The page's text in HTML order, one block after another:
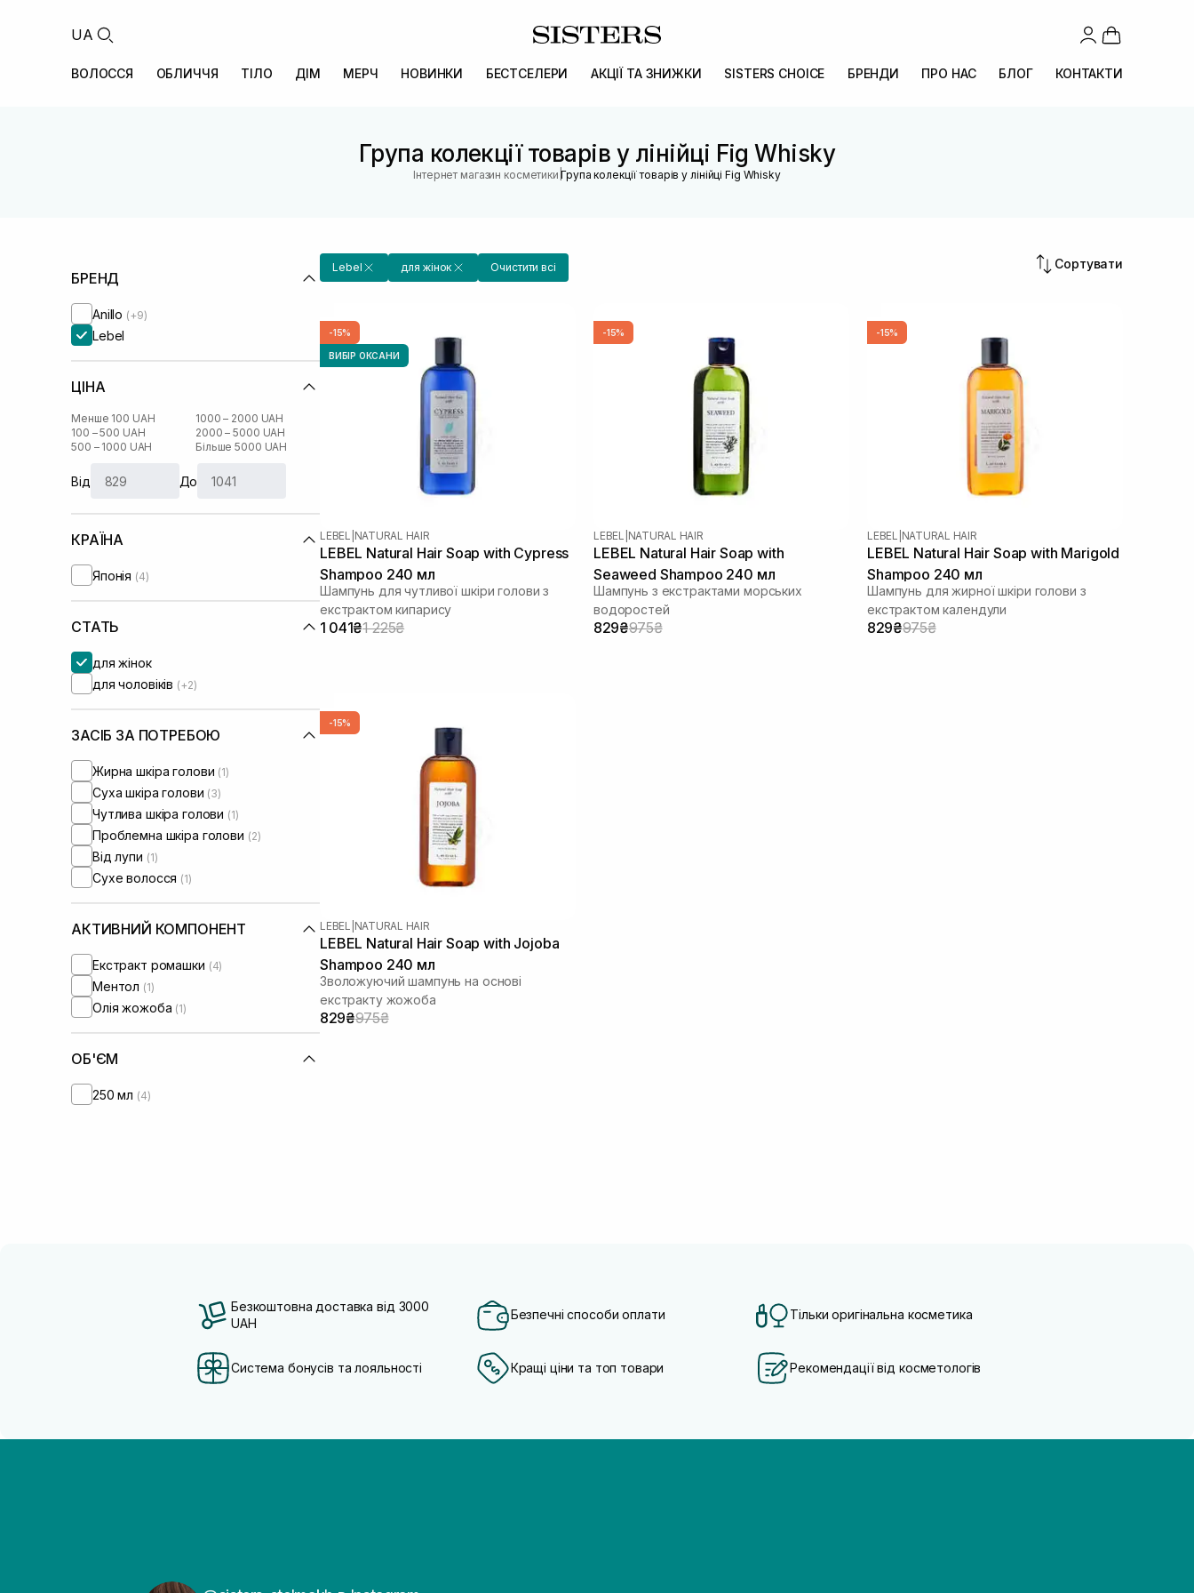
UA
ВОЛОССЯ ОБЛИЧЧЯ ТІЛО ДІМ МЕРЧ НОВИНКИ БЕСТСЕЛЕРИ АКЦІЇ ТА ЗНИЖКИ SISTERS CHOICE БРЕНДИ ПРО НАС БЛОГ КОНТАКТИ
Група колекції товарів у лінійці Fig Whisky
Інтернет магазин косметики |Група колекції товарів у лінійці Fig Whisky
БРЕНД
Anillo (+9)
Lebel
ЦІНА
Менше 100 UAH
100 – 500 UAH
500 – 1000 UAH
1000 – 2000 UAH
2000 – 5000 UAH
Більше 5000 UAH
Від До
КРАЇНА
Японія (4)
СТАТЬ
для жінок
для чоловіків (+2)
ЗАСІБ ЗА ПОТРЕБОЮ
Жирна шкіра голови (1)
Суха шкіра голови (3)
Чутлива шкіра голови (1)
Проблемна шкіра голови (2)
Від лупи (1)
Сухе волосся (1)
АКТИВНИЙ КОМПОНЕНТ
Екстракт ромашки (4)
Ментол (1)
Олія жожоба (1)
ОБ'ЄМ
250 мл (4)
Lebel для жінок Очистити всі Сортувати
-15%
ВИБІР ОКСАНИ
LEBEL NATURAL HAIR
LEBEL Natural Hair Soap with Cypress
Shampoo 240 мл
Шампунь для чутливої шкіри голови з
екстрактом кипарису
1 041₴1 225₴
-15%
LEBEL NATURAL HAIR
LEBEL Natural Hair Soap with
Seaweed Shampoo 240 мл
Шампунь з екстрактами морських
водоростей
829₴975₴
-15%
LEBEL NATURAL HAIR
LEBEL Natural Hair Soap with Marigold
Shampoo 240 мл
Шампунь для жирної шкіри голови з
екстрактом календули
829₴975₴
-15%
LEBEL NATURAL HAIR
LEBEL Natural Hair Soap with Jojoba
Shampoo 240 мл
Зволожуючий шампунь на основі
екстракту жожоба
829₴975₴
Безкоштовна доставка від 3000
UAH
Безпечні способи оплати Тільки оригінальна косметика
Система бонусів та лояльності Кращі ціни та топ товари Рекомендації від косметологів